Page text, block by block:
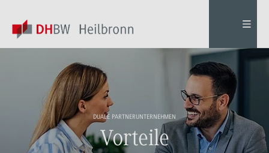
DUALE PARTNERUNTERNEHMEN
Vorteile